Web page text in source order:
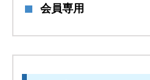
会員専用